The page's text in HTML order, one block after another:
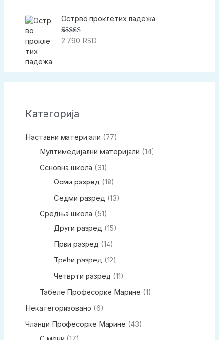
Острво проклетих падежа
Оцењено са
2.790 RSD
Категорија
Наставни материјали (77)
Мултимедијални материјали (14)
Основна школа (31)
Осми разред (18)
Седми разред (13)
Средња школа (51)
Други разред (15)
Први разред (14)
Трећи разред (12)
Четврти разред (11)
Табеле Професорке Марине (1)
Некатегоризовано (6)
Чланци Професорке Марине (43)